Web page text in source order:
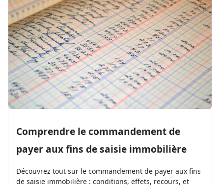
Comprendre le commandement de
payer aux fins de saisie immobilière
Découvrez tout sur le commandement de payer aux fins
de saisie immobilière : conditions, effets, recours, et